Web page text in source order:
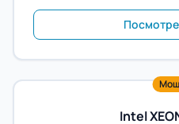
Intel